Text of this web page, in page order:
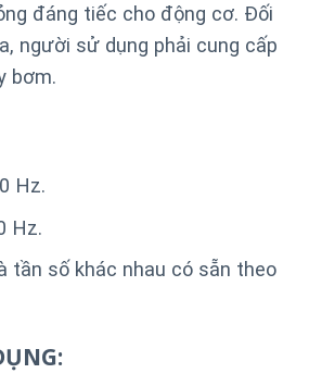
đáng tiếc cho động cơ. Đối
người sử dụng phải cung cấp
bơm.
Hz.
Hz.
tần số khác nhau có sẵn theo